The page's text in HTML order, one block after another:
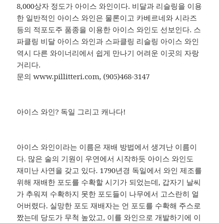
8,000상자 정도가 아이스 와인이다. 비달과 리슬링을 이용
한 일반적인 아이스 와인은 물론이고 카베르네와 시라즈
등의 적포도주 품종을 이용한 아이스 와인도 선보인다. 스
파클링 비달 아이스 와인과 스파클링 리슬링 아이스 와인
역시 다른 와이너리에서 쉽게 만나기 어려운 이곳의 자랑
거리다.
문의 www.pillitteri.com, (905)468-3147
아이스 와인? 독일 그리고 캐나다!
아이스 와인이라는 이름은 재배 방법에서 생겨난 이름이
다. 많은 술의 기원이 우연에서 시작하듯 아이스 와인도
재미난 사연을 갖고 있다. 1790년경 독일에서 와인 제조를
위해 재배한 포도를 수확할 시기가 되었는데, 갑자기 날씨
가 추워져 수확하지 못한 포도들이 나무에서 고스란히 얼
어버렸다. 실망한 포도 재배자는 언 포도를 수확해 주스로
짰는데 당도가 무척 높았고, 이를 와인으로 개발하기에 이